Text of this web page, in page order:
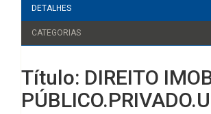
DETALHES
CATEGORIAS
Título: DIREITO